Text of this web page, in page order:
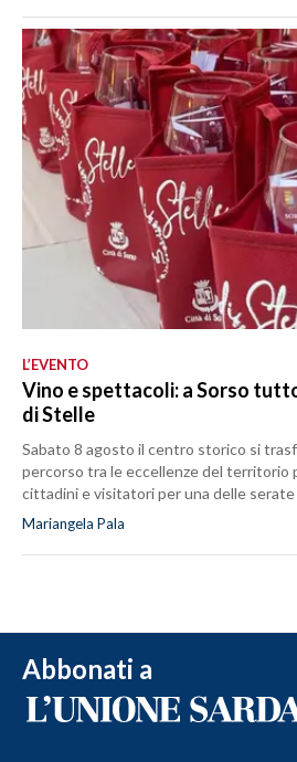
L’EVENTO
Vino e spettacoli: a Sorso
di Stelle
Sabato 8 agosto il centro storico si
percorso tra le eccellenze del territorio
cittadini e visitatori per una delle
Mariangela Pala
Abbonati a